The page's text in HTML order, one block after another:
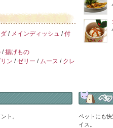
/ メインディッシュ /付
/揚げもの
ン /ゼリー /ムース / クレ
ト。
ペットにも
イス。